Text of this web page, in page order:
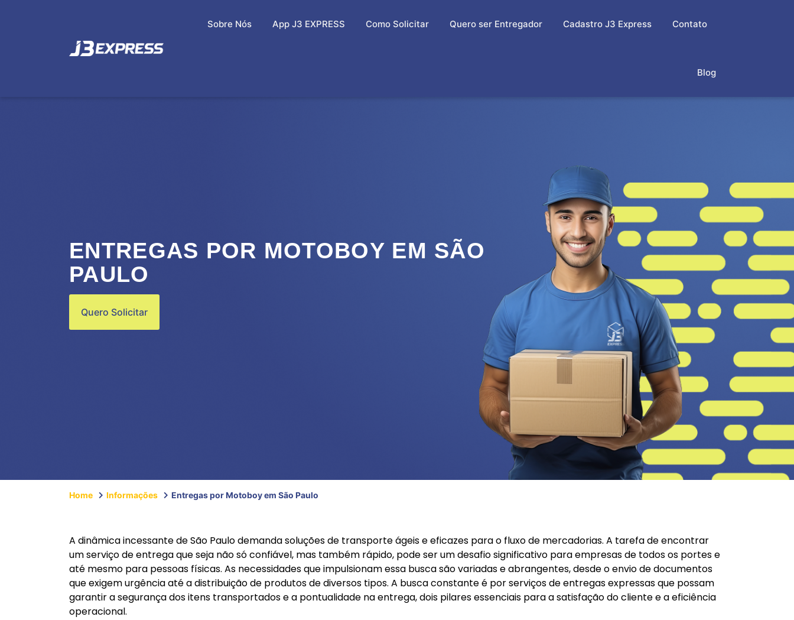
Sobre Nós App J3 EXPRESS Como Solicitar Quero ser Entregador Cadastro J3 Express Contato
Blog
ENTREGAS POR MOTOBOY EM SÃO
PAULO
Quero Solicitar
Home Informações Entregas por Motoboy em São Paulo
A dinâmica incessante de São Paulo demanda soluções de transporte ágeis e eficazes para o fluxo de mercadorias. A tarefa de encontrar
um serviço de entrega que seja não só confiável, mas também rápido, pode ser um desafio significativo para empresas de todos os portes e
até mesmo para pessoas físicas. As necessidades que impulsionam essa busca são variadas e abrangentes, desde o envio de documentos
que exigem urgência até a distribuição de produtos de diversos tipos. A busca constante é por serviços de entregas expressas que possam
garantir a segurança dos itens transportados e a pontualidade na entrega, dois pilares essenciais para a satisfação do cliente e a eficiência
operacional.